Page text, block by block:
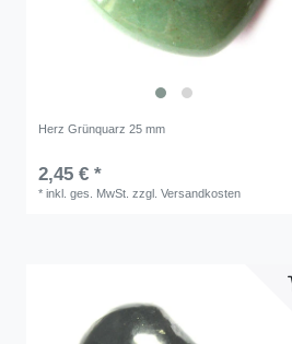
Herz Grünquarz 25 mm
2,45 € *
*inkl. ges. MwSt. zzgl.Versandkosten